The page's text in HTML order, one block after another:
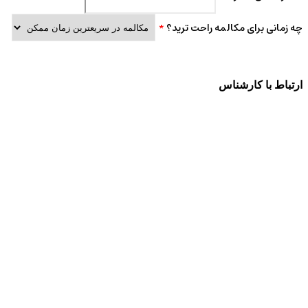
چه زمانی برای مکالمه راحت ترید؟ *
ارتباط با کارشناس